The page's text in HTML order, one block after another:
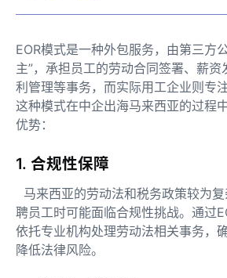
EOR模式是一种外包服务，由第三方
主”，承担员工的劳动合同签署、薪
利管理等事务，而实际用工企业则专
这种模式在中企出海马来西亚的过程
优势：
1. 合规性保障
马来西亚的劳动法和税务政策较为
聘员工时可能面临合规性挑战。通过
依托专业机构处理劳动法相关事务，
降低法律风险。